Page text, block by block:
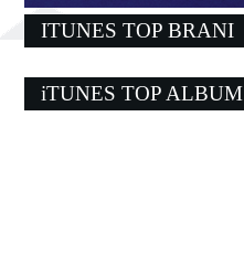
ITUNES TOP BRANI
iTUNES TOP ALBUM